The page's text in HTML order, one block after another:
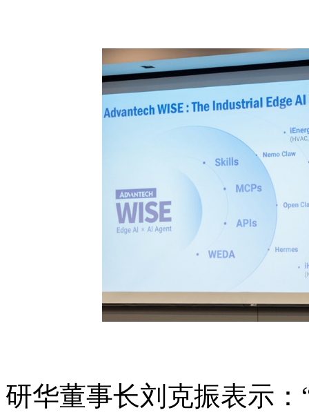
研华董事长刘克振表示